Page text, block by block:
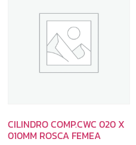
CILINDRO COMP.CWC 020 X
010MM ROSCA FEMEA